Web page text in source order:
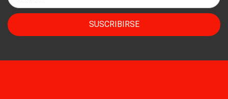
SUSCRIBIRSE